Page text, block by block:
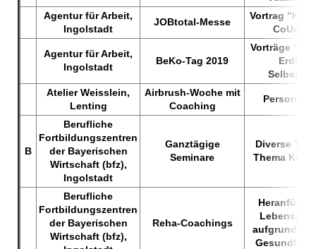
Agentur für Arbeit,
Ingolstadt
JOBtotal-Messe
Vortrag
CoUch-
Agentur für Arbeit,
Ingolstadt
BeKo-Tag 2019
Vorträge
Atelier Weisslein,
Lenting
Airbrush-Woche mit
Coaching
Personal
B
Berufliche
Fortbildungszentren
der Bayerischen
Wirtschaft (bfz),
Ingolstadt
Ganztägige
Seminare
Diverse
Thema
Berufliche
Fortbildungszentren
der Bayerischen
Wirtschaft (bfz),
Reha-Coachings
aufgrund